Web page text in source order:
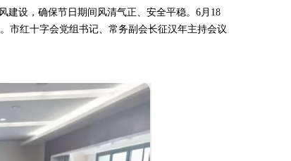
建设，确保节日期间风清气正、安全平稳。6月18
市红十字会党组书记、常务副会长征汉年主持会议